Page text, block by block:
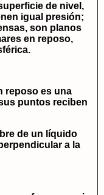
de nivel,
igual presión;
son planos
en reposo,
reposo es una
puntos reciben
de un líquido
a la